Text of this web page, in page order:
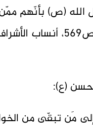
الله (ص) بأنّهم
مَن تبقّى من